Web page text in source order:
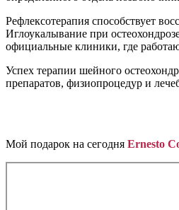
Рефлексотерапия способствует
Иглоукалывание при
официальные клиники, где
Успех терапии шейного
препаратов, физиопроцедур и
Мой подарок на сегодня Ernesto